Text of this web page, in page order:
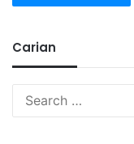
Carian